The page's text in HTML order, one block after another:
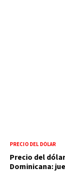
PRECIO DEL DÓLAR
Precio del
Dominicana: